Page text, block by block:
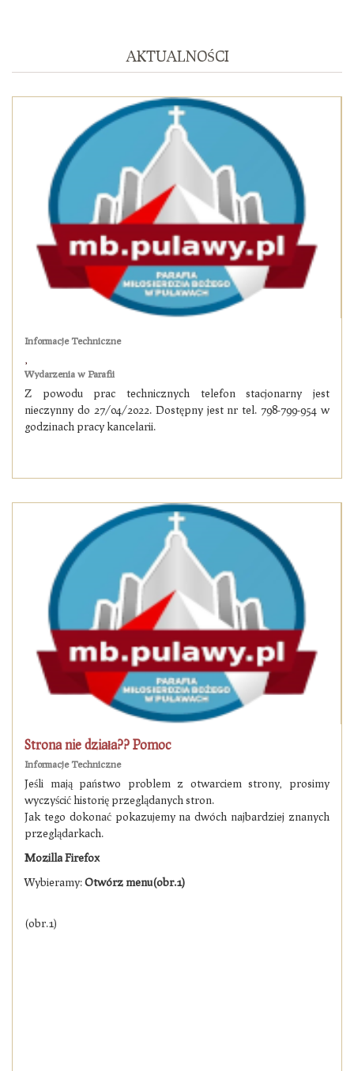
AKTUALNOŚCI
Informacje Techniczne
,
Wydarzenia w Parafii
Z powodu prac technicznych telefon stacjonarny jest
nieczynny do 27/04/2022. Dostępny jest nr tel. 798-799-954 w
godzinach pracy kancelarii.
Strona nie działa?? Pomoc
Informacje Techniczne
Jeśli mają państwo problem z otwarciem strony, prosimy
wyczyścić historię przeglądanych stron.
Jak tego dokonać pokazujemy na dwóch najbardziej znanych
przeglądarkach.
Mozilla Firefox
Wybieramy:Otwórz menu(obr.1)
(obr.1)